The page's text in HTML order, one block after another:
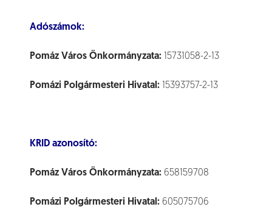
Adószámok:
Pomáz Város Önkormányzata: 15731058-2-13
Pomázi Polgármesteri Hivatal: 15393757-2-13
KRID azonosító:
Pomáz Város Önkormányzata: 658159708
Pomázi Polgármesteri Hivatal: 605075706